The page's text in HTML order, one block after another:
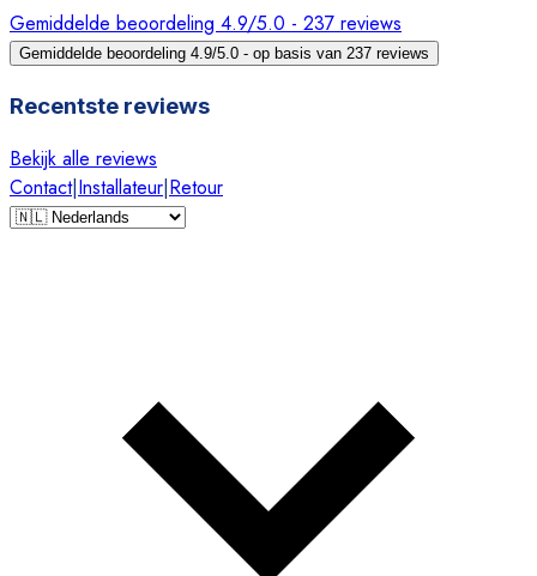
Gemiddelde beoordeling 4.9/5.0 - 237 reviews
Gemiddelde beoordeling 4.9/5.0 - op basis van 237 reviews
Recentste reviews
Bekijk alle reviews
Contact|Installateur|Retour